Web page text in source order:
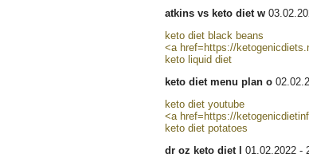
atkins vs keto diet w
keto diet black beans
<a href=https://
keto liquid diet
keto diet menu plan o
keto diet youtube
<a href=https://
keto diet potatoes
dr oz keto diet l
01.02.2022 -